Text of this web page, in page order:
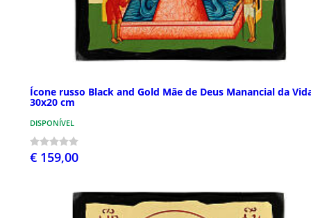
Ícone russo Black and Gold Mãe de Deus Manancial da
30x20 cm
DISPONÍVEL
€ 159,00